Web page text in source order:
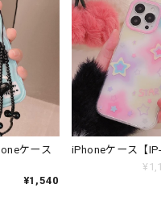
ケース
¥1,540
iPhoneケース【IP-